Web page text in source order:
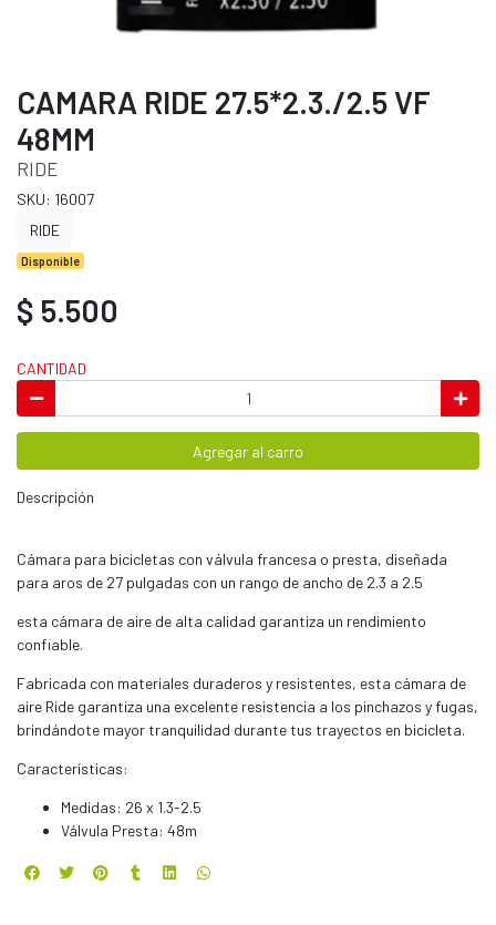
CAMARA RIDE 27.5*2.3./2.5 VF
48MM
RIDE
SKU: 16007
RIDE
Disponible
$ 5.500
CANTIDAD
Agregar al carro
Descripción
Cámara para bicicletas con válvula francesa o presta, diseñada
para aros de 27 pulgadas con un rango de ancho de 2.3 a 2.5
esta cámara de aire de alta calidad garantiza un rendimiento
confiable.
Fabricada con materiales duraderos y resistentes, esta cámara de
aire Ride garantiza una excelente resistencia a los pinchazos y fugas,
brindándote mayor tranquilidad durante tus trayectos en bicicleta.
Características:
Medidas: 26 x 1.3-2.5
Válvula Presta: 48m